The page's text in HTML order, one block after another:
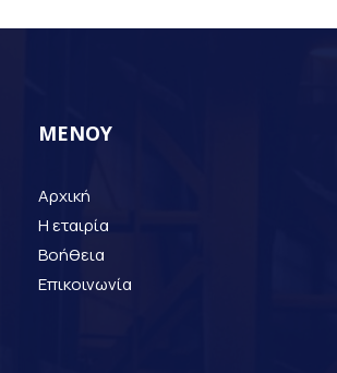
ΜΕΝΟΥ
Αρχική
Η εταιρία
Βοήθεια
Επικοινωνία